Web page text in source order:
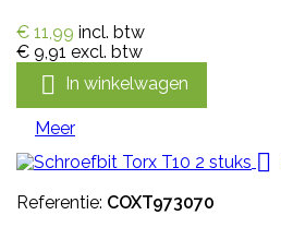
€ 11,99 incl. btw
€ 9,91 excl. btw
 In winkelwagen
Meer

Referentie: COXT973070